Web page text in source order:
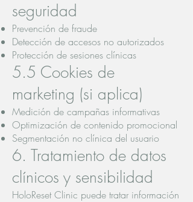
seguridad
Prevención de fraude
Detección de accesos no autorizados
Protección de sesiones clínicas
5.5 Cookies de
marketing (si aplica)
Medición de campañas informativas
Optimización de contenido promocional
Segmentación no clínica del usuario
6. Tratamiento de datos
clínicos y sensibilidad
HoloReset Clinic puede tratar información